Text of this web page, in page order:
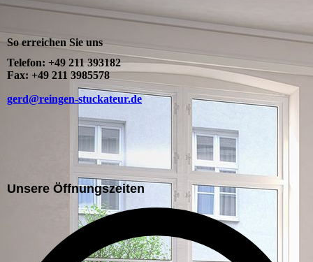
So erreichen Sie uns
Telefon: +49 211 393182
Fax: +49 211 3985578
gerd@reingen-stuckateur.de
Unsere Öffnungszeiten